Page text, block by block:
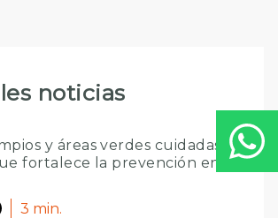
noticias
y áreas verdes cuidadas: la
fortalece la prevención en
3 min.